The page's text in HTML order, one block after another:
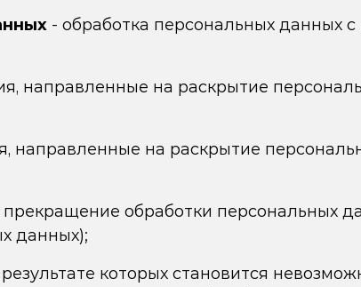
- обработка персональных данных
направленные на раскрытие
направленные на раскрытие
обработки персональных
данных);
которых становится